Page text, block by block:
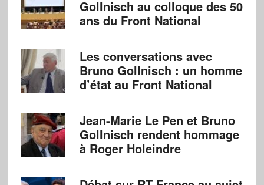
Gollnisch au colloque des 50
ans du Front National
Les conversations avec
Bruno Gollnisch : un homme
d’état au Front National
Jean-Marie Le Pen et Bruno
Gollnisch rendent hommage
à Roger Holeindre